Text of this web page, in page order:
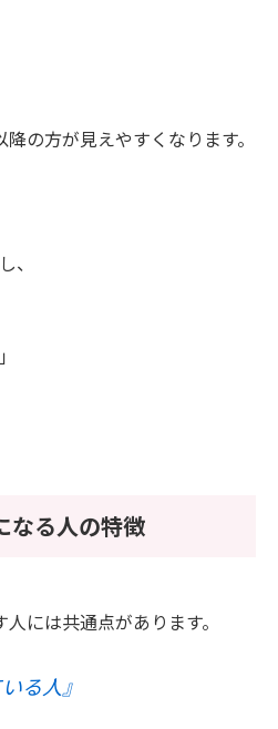
の方が見えやすくなります。
、
る人の特徴
には共通点があります。
る人』